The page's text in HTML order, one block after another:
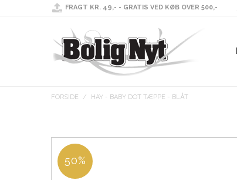
FRAGT KR. 49,- - GRATIS VED KØB OVER 500,-
FORSIDE / HAY - BABY DOT TÆPPE - BLÅT
50%